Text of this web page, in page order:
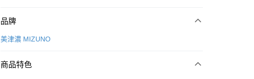
付款方式
信用卡一次付款
品牌
美津濃 MIZUNO
商品特色